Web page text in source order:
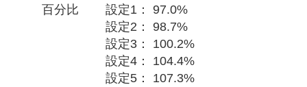
百分比
設定1： 97.0%
設定2： 98.7%
設定3： 100.2%
設定4： 104.4%
設定5： 107.3%